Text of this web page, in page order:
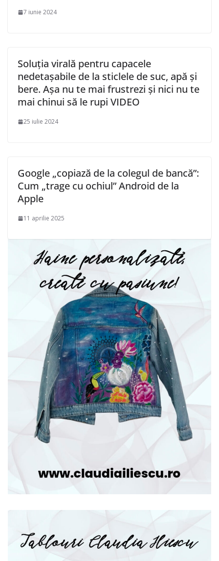
7 iunie 2024
Soluția virală pentru capacele
nedetașabile de la sticlele de suc, apă și
bere. Așa nu te mai frustrezi și nici nu te
mai chinui să le rupi VIDEO
25 iulie 2024
Google „copiază de la colegul de bancă”:
Cum „trage cu ochiul” Android de la
Apple
11 aprilie 2025